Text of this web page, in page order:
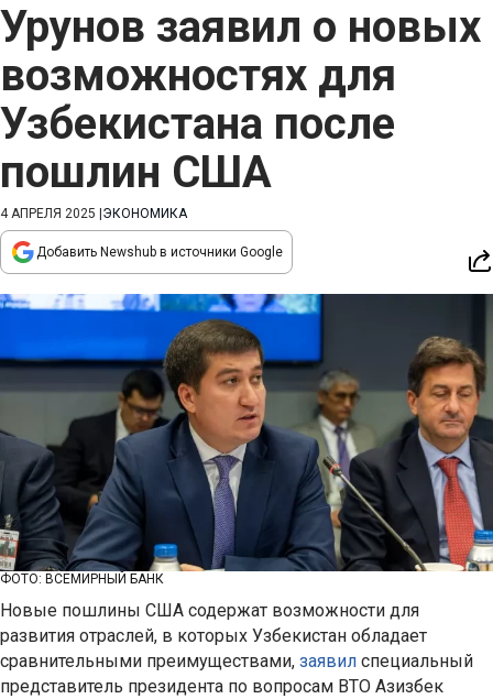
Урунов заявил о новых
возможностях для
Узбекистана после
пошлин США
4 АПРЕЛЯ 2025 ЭКОНОМИКА
Добавить Newshub в источники Google
ФОТО: ВСЕМИРНЫЙ БАНК
Новые пошлины США содержат возможности для
развития отраслей, в которых Узбекистан обладает
сравнительными преимуществами, заявил специальный
представитель президента по вопросам ВТО Азизбек